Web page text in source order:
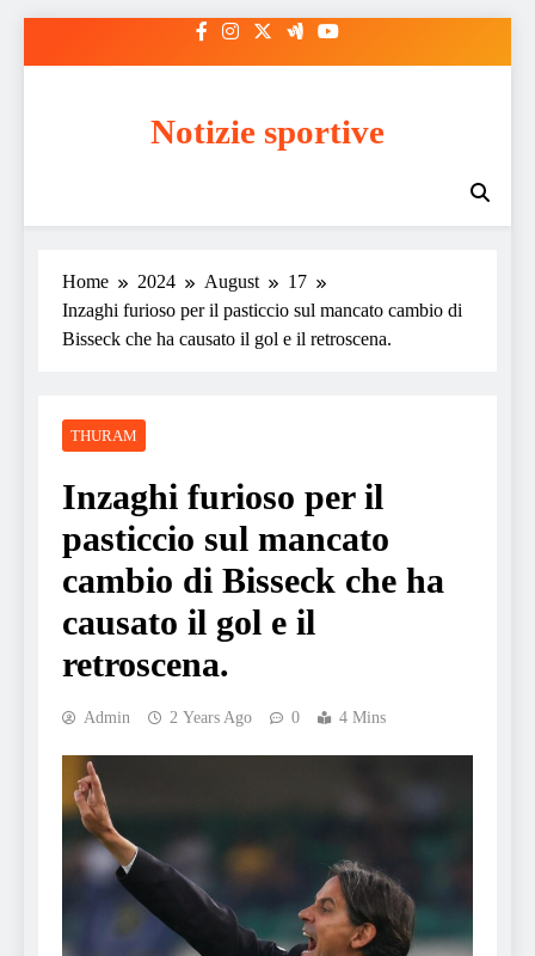
Notizie sportive
Home 2024 August
17
Inzaghi furioso per il pasticcio sul mancato cambio di
Bisseck che ha causato il gol e il retroscena.
THURAM
Inzaghi furioso per il
pasticcio sul mancato
cambio di Bisseck che ha
causato il gol e il
retroscena.
Admin 2 Years Ago 0 4 Mins